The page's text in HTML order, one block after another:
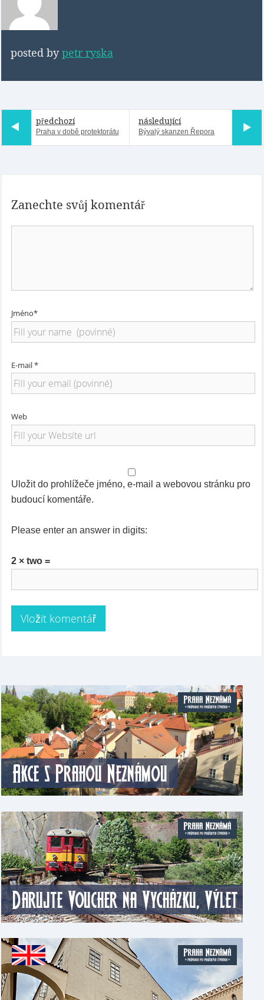
posted bypetr ryska
předchozí
Praha v době protektorátu
následující
Bývalý skanzen Řepora
Zanechte svůj komentář
Jméno*
E-mail *
Web
Uložit do prohlížeče jméno, e-mail a webovou stránku pro
budoucí komentáře.
Please enter an answer in digits:
2 × two =